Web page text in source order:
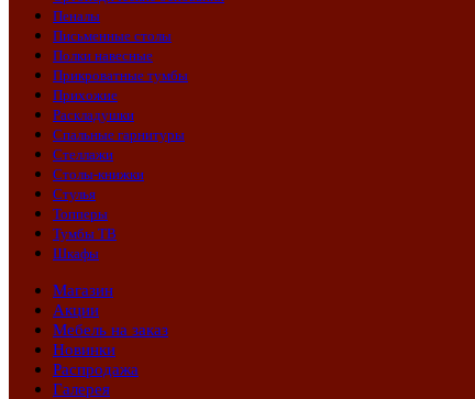
Пеналы
Письменные столы
Полки навесные
Прикроватные тумбы
Прихожие
Раскладушки
Спальные гарнитуры
Стеллажи
Столы-книжки
Стулья
Топперы
Тумбы ТВ
Шкафы
Магазин
Акции
Мебель на заказ
Новинки
Распродажа
Галерея